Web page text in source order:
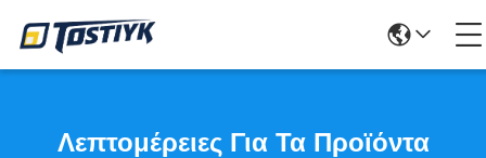
Λεπτομέρειες Για Τα Προϊόντα